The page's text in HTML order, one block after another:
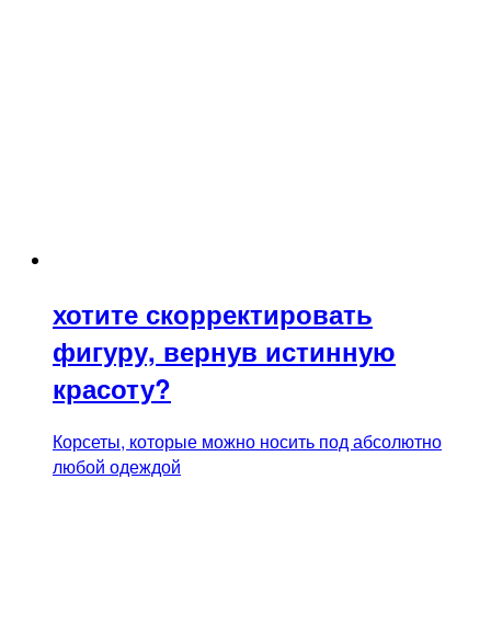
хотите скорректировать
фигуру, вернув истинную
красоту?
Корсеты, которые можно носить под абсолютно
любой одеждой